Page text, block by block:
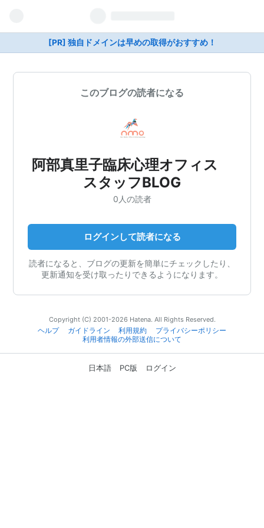
[PR] 独自ドメインは早めの取得がおすすめ！
このブログの読者になる
阿部真里子臨床心理オフィス
スタッフBLOG
0人の読者
ログインして読者になる
読者になると、ブログの更新を簡単にチェックしたり、
更新通知を受け取ったりできるようになります。
Copyright (C) 2001-2026 Hatena. All Rights Reserved.
ヘルプ
ガイドライン 利用規約
プライバシーポリシー
利用者情報の外部送信について
日本語 PC版 ログイン